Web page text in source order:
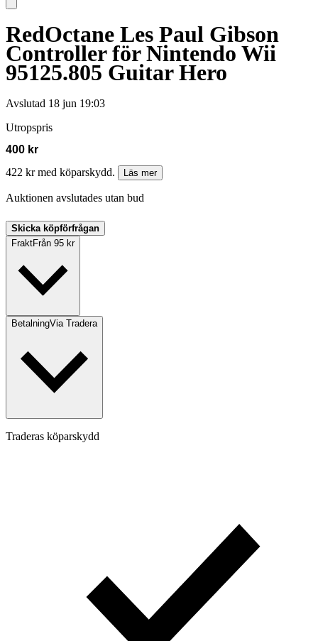
RedOctane Les Paul Gibson
Controller för Nintendo Wii
95125.805 Guitar Hero
Avslutad 18 jun 19:03
Utropspris
400 kr
422 kr med köparskydd.
Läs mer
Auktionen avslutades utan bud
Skicka köpförfrågan
FraktFrån 95 kr
BetalningVia Tradera
Traderas köparskydd